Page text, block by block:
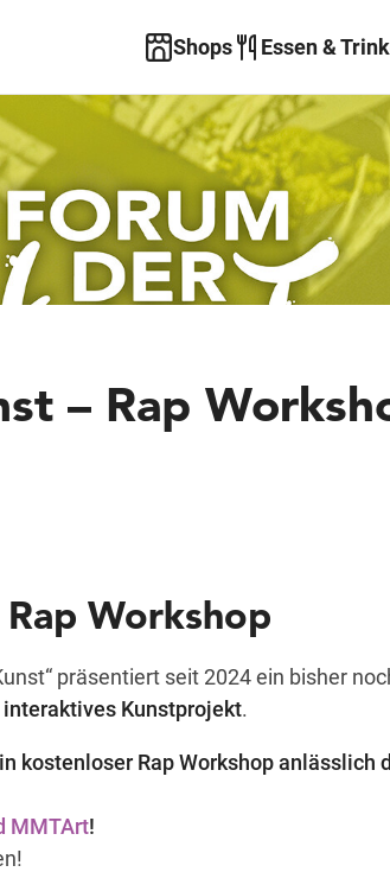
Shops Essen &
– Rap
Workshop
präsentiert seit 2024 ein bisher
Kunstprojekt.
kostenloser Rap Workshop anlässlich
MMTArt!